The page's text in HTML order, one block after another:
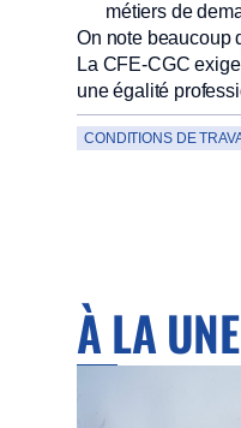
métiers de
On note beaucoup
La CFE-CGC
une égalité
CONDITIONS DE
À LA UNE